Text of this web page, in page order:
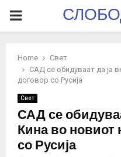
PRIMARY
Home
Свет
САД се обидуваат да ја
договор со Русија
Свет
САД се
Кина во новиот
со Русија